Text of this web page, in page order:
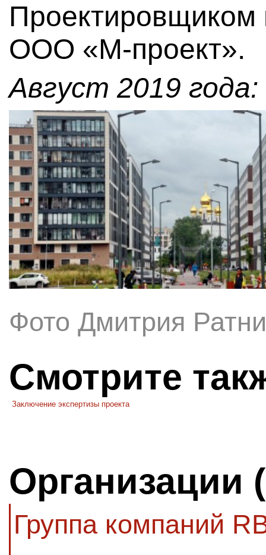
Проектировщиком
ООО «М-проект».
Август 2019 года:
Фото Дмитрия
Смотрите
Заключение экспертизы проекта
Организации
Группа компаний